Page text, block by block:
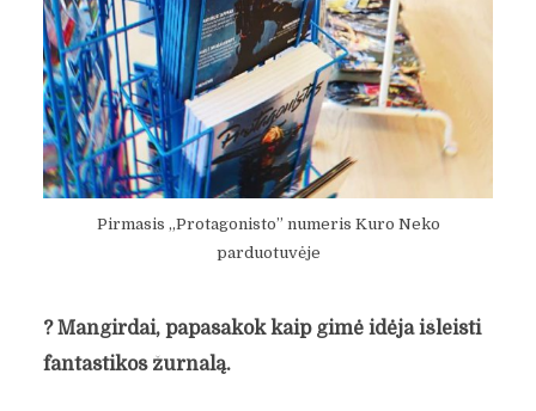
Pirmasis „Protagonisto” numeris Kuro Neko
parduotuvėje
?Mangirdai, papasakok kaip gimė idėja išleisti
fantastikos žurnalą.